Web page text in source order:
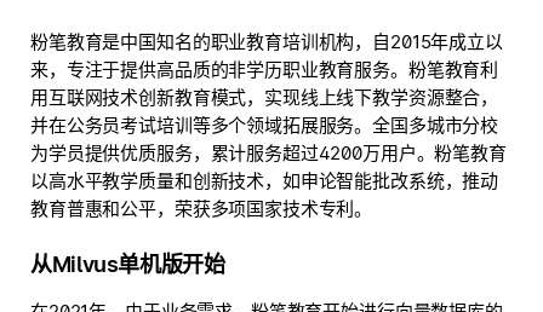
粉笔教育是中国知名的职业教育培训机构，自2015年成立以
来，专注于提供高品质的非学历职业教育服务。粉笔教育利
用互联网技术创新教育模式，实现线上线下教学资源整合，
并在公务员考试培训等多个领域拓展服务。全国多城市分校
为学员提供优质服务，累计服务超过4200万用户。粉笔教育
以高水平教学质量和创新技术，如申论智能批改系统，推动
教育普惠和公平，荣获多项国家技术专利。
从Milvus单机版开始